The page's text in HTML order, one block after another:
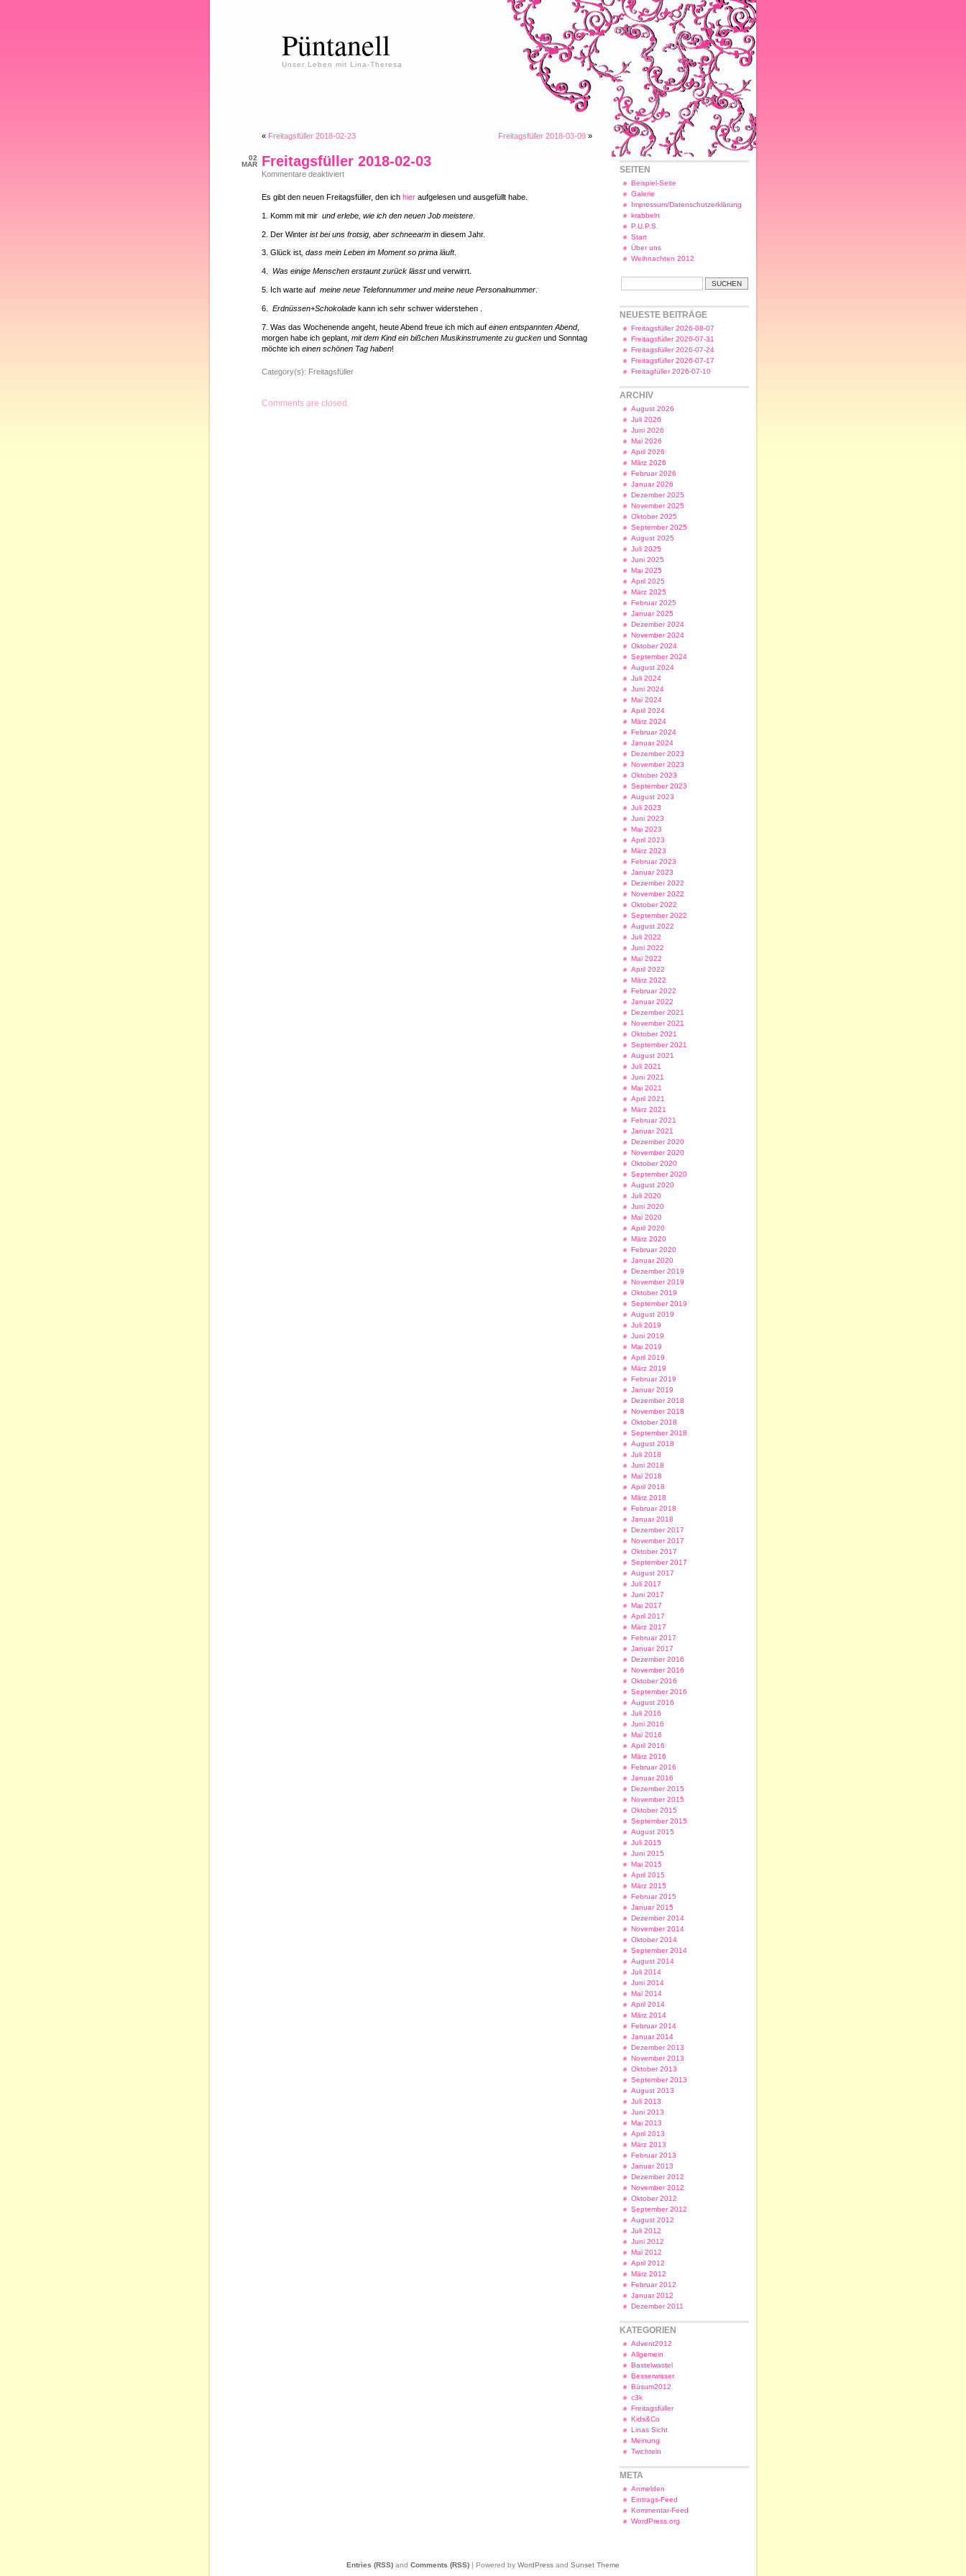
Püntanell
Unser Leben mit Lina-Theresa
« Freitagsfüller 2018-02-23 Freitagsfüller 2018-03-09 »
02
MAR
Freitagsfüller 2018-02-03
Kommentare deaktiviertfür
02-
Es gibt den neuen Freitagsfüller, den ich hier aufgelesen und ausgefüllt habe.
1. Komm mit mir und erlebe, wie ich den neuen Job meistere
2. Der Winter ist bei uns frotsig, aber schneearm in diesem Jahr.
3. Glück ist , dass mein Leben im Moment so prima läuft.
4. Was einige Menschen erstaunt zurück lässtund verwirrt.
5. Ich warte auf meine neue Telefonnummer und meine neue Personalnummer
6. Erdnüssen+Schokolade kann ich sehr schwer widerstehen .
7. Was das Wochenende angeht, heute Abend freue ich mich auf einen entspannten Abend,
morgen habe ich geplant, mit dem Kind ein bißchen Musikinstrumente zu gucken und Sonntag
möchte ich einen schönen Tag haben!
Category(s): Freitagsfüller
Comments are closed.
SEITEN
Beispiel-Seite
Galerie
Impressum/Datenschutzerklärung
krabbeln
P.U.P.S.
Start
Über uns
Weihnachten 2012
NEUESTE BEITRÄGE
Freitagsfüller 2026-08-07
Freitagsfüller 2026-07-31
Freitagsfüller 2026-07-24
Freitagsfüller 2026-07-17
Freitagfüller 2026-07-10
ARCHIV
August 2026
Juli 2026
Juni 2026
Mai 2026
April 2026
März 2026
Februar 2026
Januar 2026
Dezember 2025
November 2025
Oktober 2025
September 2025
August 2025
Juli 2025
Juni 2025
Mai 2025
April 2025
März 2025
Februar 2025
Januar 2025
Dezember 2024
November 2024
Oktober 2024
September 2024
August 2024
Juli 2024
Juni 2024
Mai 2024
April 2024
März 2024
Februar 2024
Januar 2024
Dezember 2023
November 2023
Oktober 2023
September 2023
August 2023
Juli 2023
Juni 2023
Mai 2023
April 2023
März 2023
Februar 2023
Januar 2023
Dezember 2022
November 2022
Oktober 2022
September 2022
August 2022
Juli 2022
Juni 2022
Mai 2022
April 2022
März 2022
Februar 2022
Januar 2022
Dezember 2021
November 2021
Oktober 2021
September 2021
August 2021
Juli 2021
Juni 2021
Mai 2021
April 2021
März 2021
Februar 2021
Januar 2021
Dezember 2020
November 2020
Oktober 2020
September 2020
August 2020
Juli 2020
Juni 2020
Mai 2020
April 2020
März 2020
Februar 2020
Januar 2020
Dezember 2019
November 2019
Oktober 2019
September 2019
August 2019
Juli 2019
Juni 2019
Mai 2019
April 2019
März 2019
Februar 2019
Januar 2019
Dezember 2018
November 2018
Oktober 2018
September 2018
August 2018
Juli 2018
Juni 2018
Mai 2018
April 2018
März 2018
Februar 2018
Januar 2018
Dezember 2017
November 2017
Oktober 2017
September 2017
August 2017
Juli 2017
Juni 2017
Mai 2017
April 2017
März 2017
Februar 2017
Januar 2017
Dezember 2016
November 2016
Oktober 2016
September 2016
August 2016
Juli 2016
Juni 2016
Mai 2016
April 2016
März 2016
Februar 2016
Januar 2016
Dezember 2015
November 2015
Oktober 2015
September 2015
August 2015
Juli 2015
Juni 2015
Mai 2015
April 2015
März 2015
Februar 2015
Januar 2015
Dezember 2014
November 2014
Oktober 2014
September 2014
August 2014
Juli 2014
Juni 2014
Mai 2014
April 2014
März 2014
Februar 2014
Januar 2014
Dezember 2013
November 2013
Oktober 2013
September 2013
August 2013
Juli 2013
Juni 2013
Mai 2013
April 2013
März 2013
Februar 2013
Januar 2013
Dezember 2012
November 2012
Oktober 2012
September 2012
August 2012
Juli 2012
Juni 2012
Mai 2012
April 2012
März 2012
Februar 2012
Januar 2012
Dezember 2011
KATEGORIEN
Advent2012
Allgemein
Bastelwastel
Besserwisser
Büsum2012
c3k
Freitagsfüller
Kids&Co
Linas Sicht
Meinung
Twichteln
META
Anmelden
Eintrags-Feed
Kommentar-Feed
WordPress.org
Entries (RSS) and Comments (RSS) | Powered by WordPress and Sunset Theme